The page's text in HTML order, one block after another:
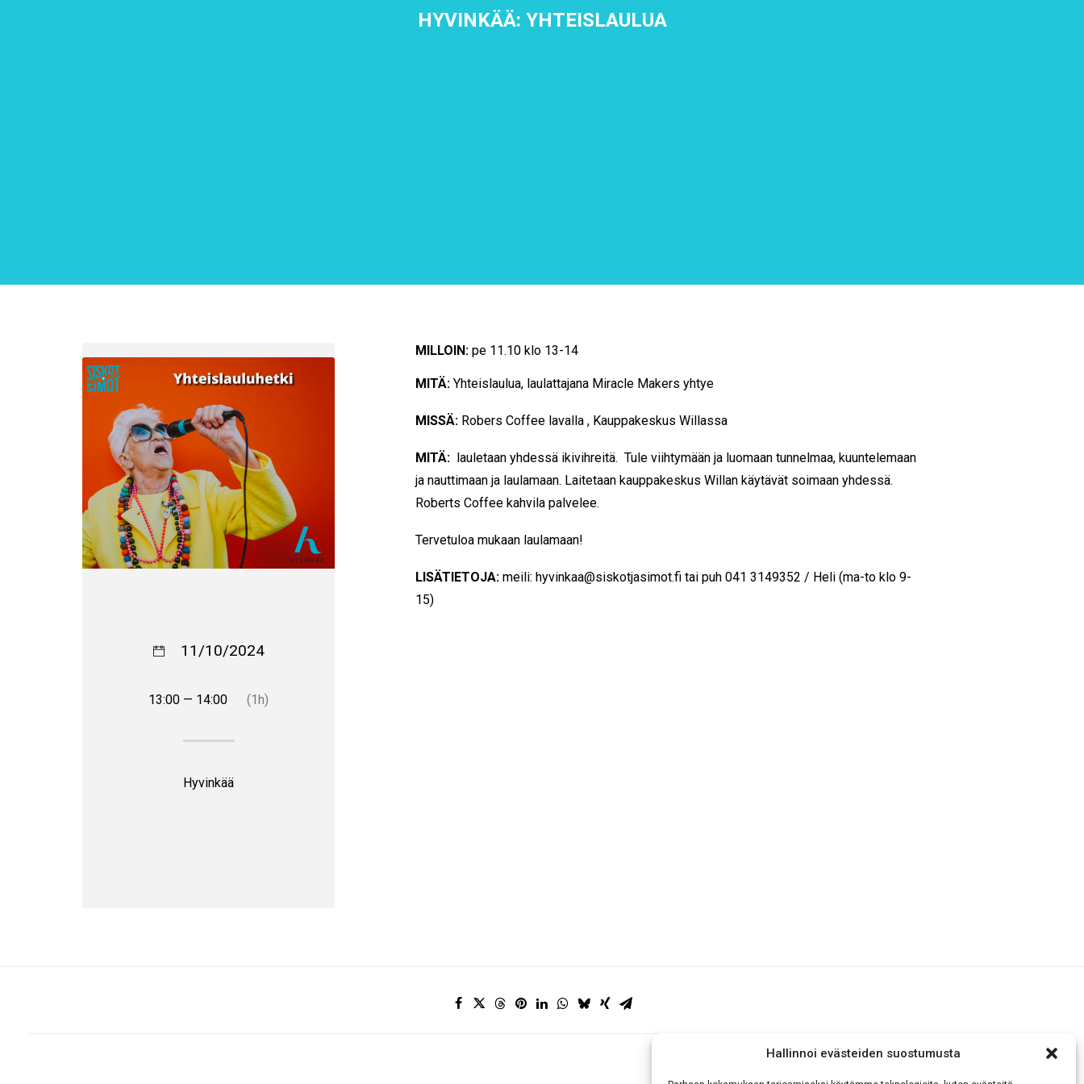
Hallinnoi evästeiden suostumusta
HYVINKÄÄ: YHTEISLAULUA
MILLOIN: pe 11.10 klo 13-14
MITÄ: Yhteislaulua, laulattajana Miracle Makers yhtye
MISSÄ: Robers Coffee lavalla , Kauppakeskus Willassa
MITÄ: lauletaan yhdessä ikivihreitä. Tule viihtymään ja luomaan tunnelmaa, kuuntelemaan
ja nauttimaan ja laulamaan. Laitetaan kauppakeskus Willan käytävät soimaan yhdessä.
Roberts Coffee kahvila palvelee.
Tervetuloa mukaan laulamaan!
LISÄTIETOJA: meili: hyvinkaa@siskotjasimot.fi tai puh 041 3149352 / Heli (ma-to klo 9-
15)
11/10/2024
13:00 — 14:00 (1h)
Hyvinkää